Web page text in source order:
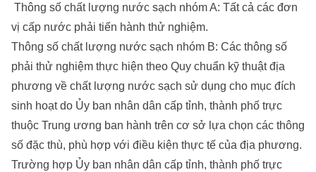
Thông số chất lượng nước sạch nhóm A: Tất cả các đơn
vị cấp nước phải tiến hành thử nghiệm.
Thông số chất lượng nước sạch nhóm B: Các thông số
phải thử nghiệm thực hiện theo Quy chuẩn kỹ thuật địa
phương về chất lượng nước sạch sử dụng cho mục đích
sinh hoạt do Ủy ban nhân dân cấp tỉnh, thành phố trực
thuộc Trung ương ban hành trên cơ sở lựa chọn các thông
số đặc thù, phù hợp với điều kiện thực tế của địa phương.
Trường hợp Ủy ban nhân dân cấp tỉnh, thành phố trực